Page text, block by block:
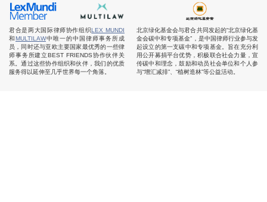
君合是两大国际律师协作组织LEX MUNDI
和MULTILAW中唯一的中国律师事务所成
员，同时还与亚欧主要国家最优秀的一些律
师事务所建立BEST FRIENDS协作伙伴关
系。通过这些协作组织和伙伴，我们的优质
服务得以延伸至几乎世界每一个角落。
北京绿化基金会与君合共同发起的“北京绿化基
金会碳中和专项基金”，是中国律师行业参与发
起设立的第一支碳中和专项基金。旨在充分利
用公开募捐平台优势，积极联合社会力量，宣
传碳中和理念，鼓励和动员社会单位和个人参
与“增汇减排”、“植树造林”等公益活动。